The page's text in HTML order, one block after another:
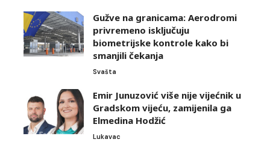
Gužve na granicama: Aerodromi
privremeno isključuju
biometrijske kontrole kako bi
smanjili čekanja
Svašta
Emir Junuzović više nije vijećnik u
Gradskom vijeću, zamijenila ga
Elmedina Hodžić
Lukavac